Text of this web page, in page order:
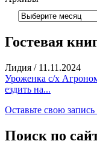
Гостевая
Лидия / 11.11.2024
Уроженка с/х
ездить на...
Оставьте свою
Поиск по